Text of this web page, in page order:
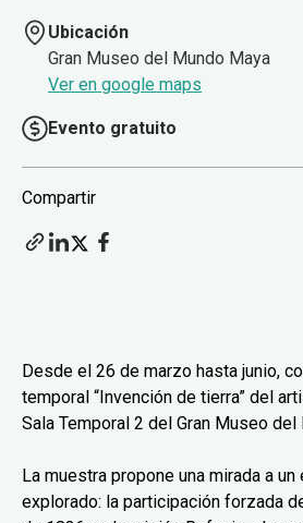
Ubicación
Gran Museo del Mundo Maya
Ver en google maps
Evento gratuito
Compartir
Desde el 26 de marzo hasta junio,
temporal “Invención de tierra” del
Sala Temporal 2 del Gran Museo del
La muestra propone una mirada a
explorado: la participación forzada